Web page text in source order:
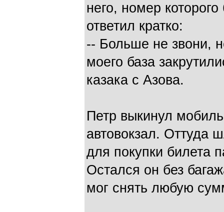
него, номер
ответил кратко:
-- Больше не звони,
моего база
казака с Азова.
Петр выкинул
автовокзал. Оттуда
для покупки билета
Остался он без
мог снять любую